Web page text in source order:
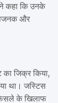
ने कहा कि उनके
और
का जिक्र किया,
था। जस्टिस
फैसले के खिलाफ